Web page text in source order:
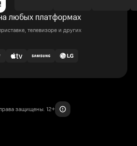
любых платформах
телевизоре и других
защищены. 12+